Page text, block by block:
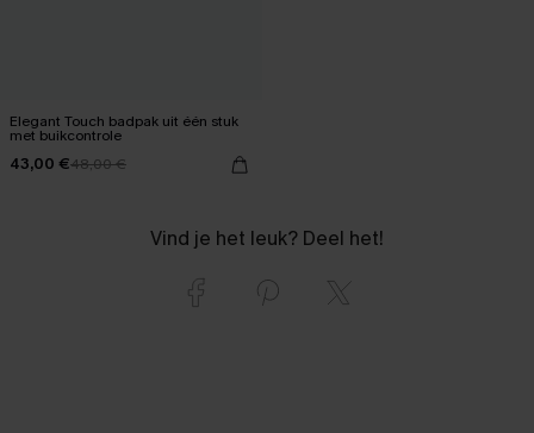
Elegant Touch badpak uit één stuk
met buikcontrole
43,00 €48,00 €
Vind je het leuk? Deel het!